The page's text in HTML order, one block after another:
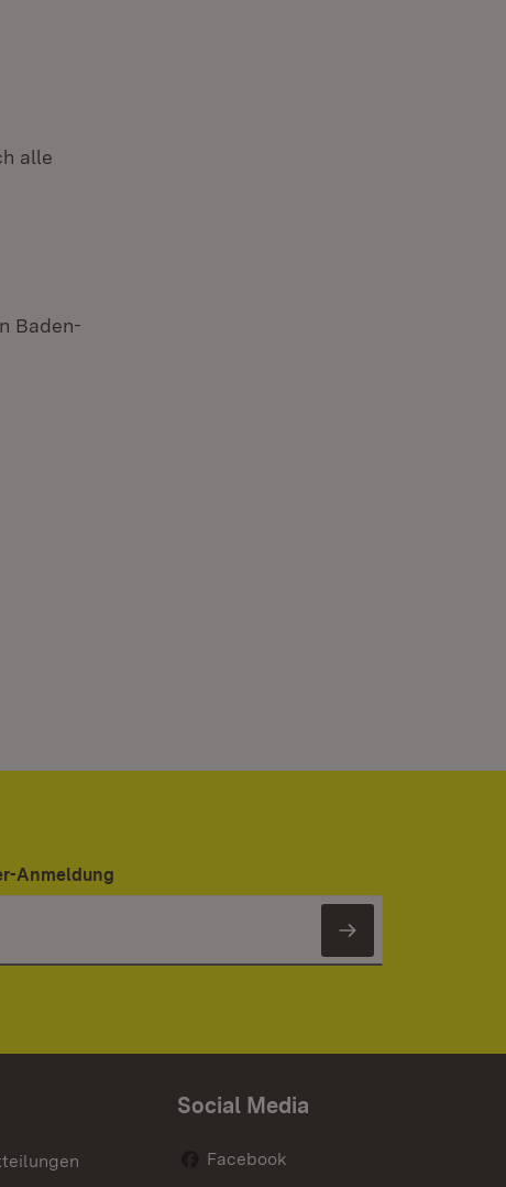
alle
Baden-
Anmeldung
Newsletter
Social Media
Facebook